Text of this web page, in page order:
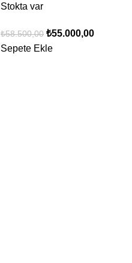
Stokta var
₺58.500,00 ₺55.000,00
Sepete Ekle